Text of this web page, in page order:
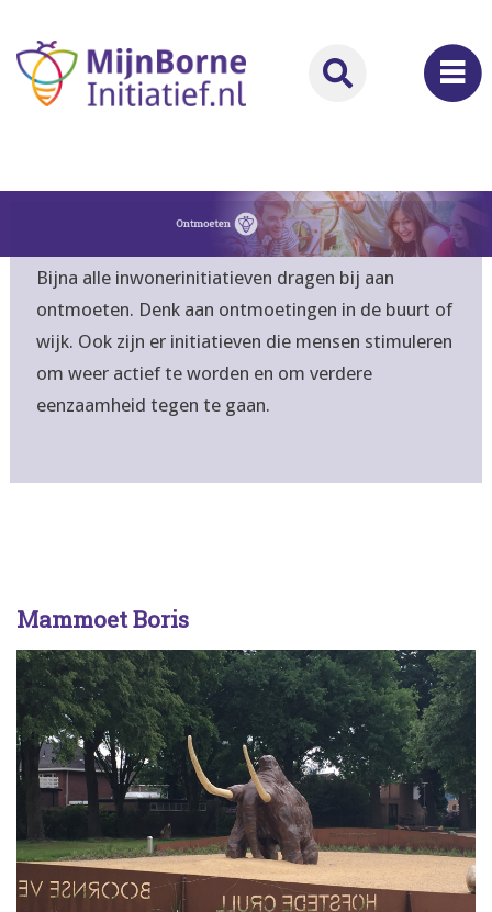
Bijna alle inwonerinitiatieven dragen bij aan
ontmoeten. Denk aan ontmoetingen in de buurt of
wijk. Ook zijn er initiatieven die mensen stimuleren
om weer actief te worden en om verdere
eenzaamheid tegen te gaan.
Mammoet Boris